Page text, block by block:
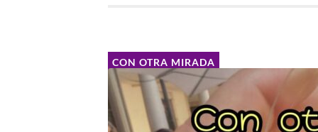
CON OTRA MIRADA